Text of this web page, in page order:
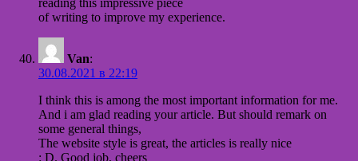
of writing to improve my experience.
Van:
30.08.2021 в 22:19
I think this is among the most important information for me.
And i am glad reading your article. But should remark on
some general things,
The website style is great, the articles is really nice
: D. Good job, cheers